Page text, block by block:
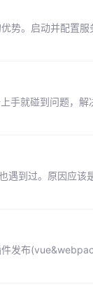
。启动并配置
手就碰到问题，
到过。原因应
发布